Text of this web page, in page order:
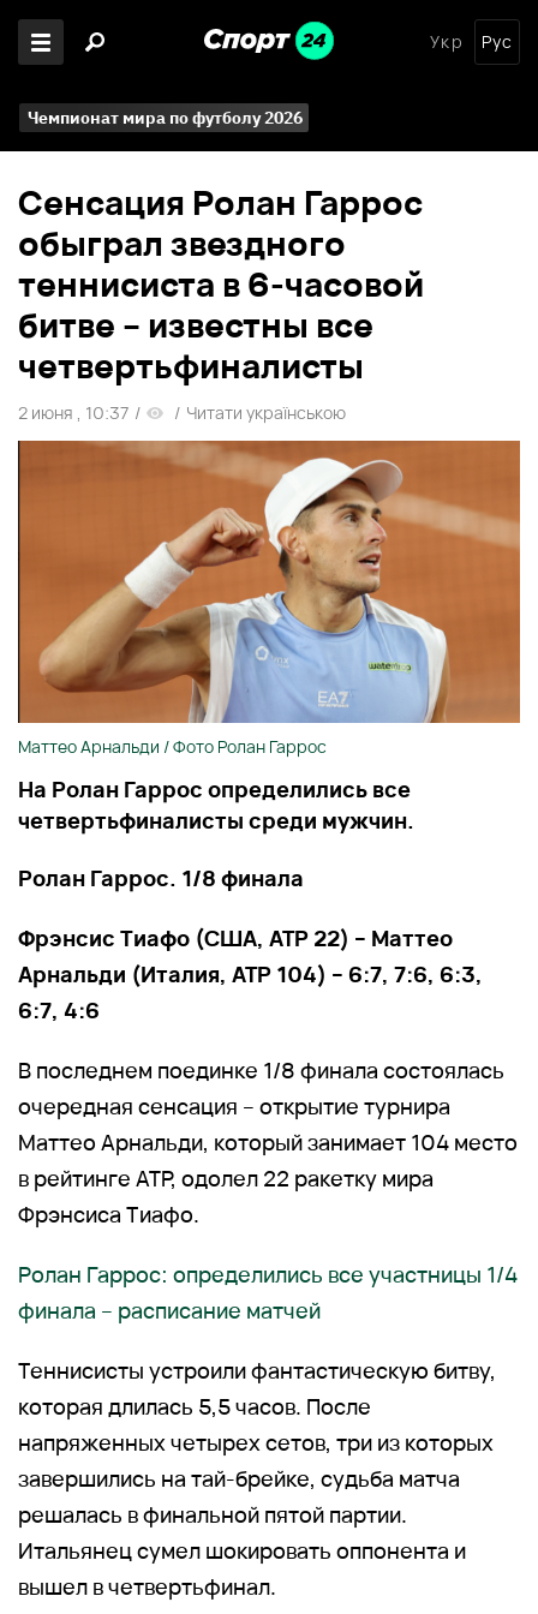
Укр Рус
Чемпионат мира по футболу 2026
Сенсация Ролан Гаррос
обыграл звездного
теннисиста в 6-часовой
битве – известны все
четвертьфиналисты
2 июня , 10:37 / / Читати українською
Маттео Арнальди / Фото Ролан Гаррос
На Ролан Гаррос определились все
четвертьфиналисты среди мужчин.
Ролан Гаррос. 1/8 финала
Фрэнсис Тиафо (США, ATP 22) – Маттео
Арнальди (Италия, ATP 104) – 6:7, 7:6, 6:3,
6:7, 4:6
В последнем поединке 1/8 финала состоялась
очередная сенсация – открытие турнира
Маттео Арнальди, который занимает 104 место
в рейтинге ATP, одолел 22 ракетку мира
Фрэнсиса Тиафо.
Ролан Гаррос: определились все участницы 1/4
финала – расписание матчей
Теннисисты устроили фантастическую битву,
которая длилась 5,5 часов. После
напряженных четырех сетов, три из которых
завершились на тай-брейке, судьба матча
решалась в финальной пятой партии.
Итальянец сумел шокировать оппонента и
вышел в четвертьфинал.